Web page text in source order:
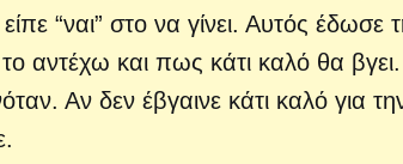
“ναι” στο να γίνει. Αυτός έδωσε
αντέχω και πως κάτι καλό θα βγει.
Αν δεν έβγαινε κάτι καλό για